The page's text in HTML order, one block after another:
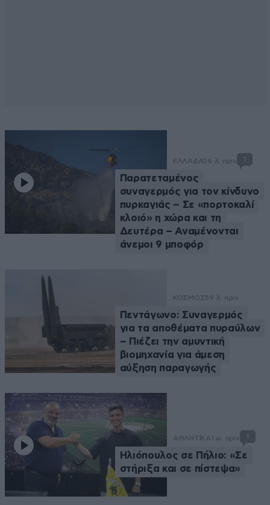
ΕΛΛΑΔΑ56 λ. πριν 1
Παρατεταμένος
συναγερμός για τον κίνδυνο
πυρκαγιάς – Σε «πορτοκαλί
κλοιό» η χώρα και τη
Δευτέρα – Αναμένονται
άνεμοι 9 μποφόρ
ΚΟΣΜΟΣ59 λ. πριν
Πεντάγωνο: Συναγερμός
για τα αποθέματα πυραύλων
– Πιέζει την αμυντική
βιομηχανία για άμεση
αύξηση παραγωγής
ΑΘΛΗΤΙΚΑ 1 ω. πριν
Ηλιόπουλος σε Πήλιο: «Σε
στήριξα και σε πίστεψα»